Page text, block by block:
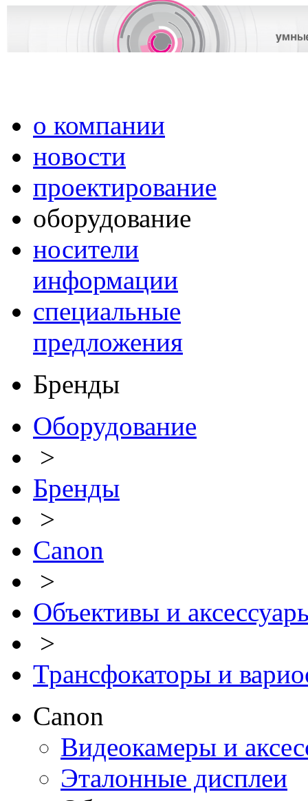
о компании
новости
проектирование
оборудование
носители
информации
специальные
предложения
Бренды
Оборудование
>
Бренды
>
Canon
>
Объективы и
>
Трансфокаторы и
Canon
Видеокамеры и
Эталонные дисплеи